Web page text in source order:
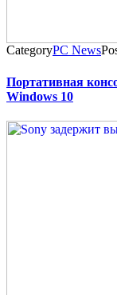
CategoryPC News
Портативная
Windows 10